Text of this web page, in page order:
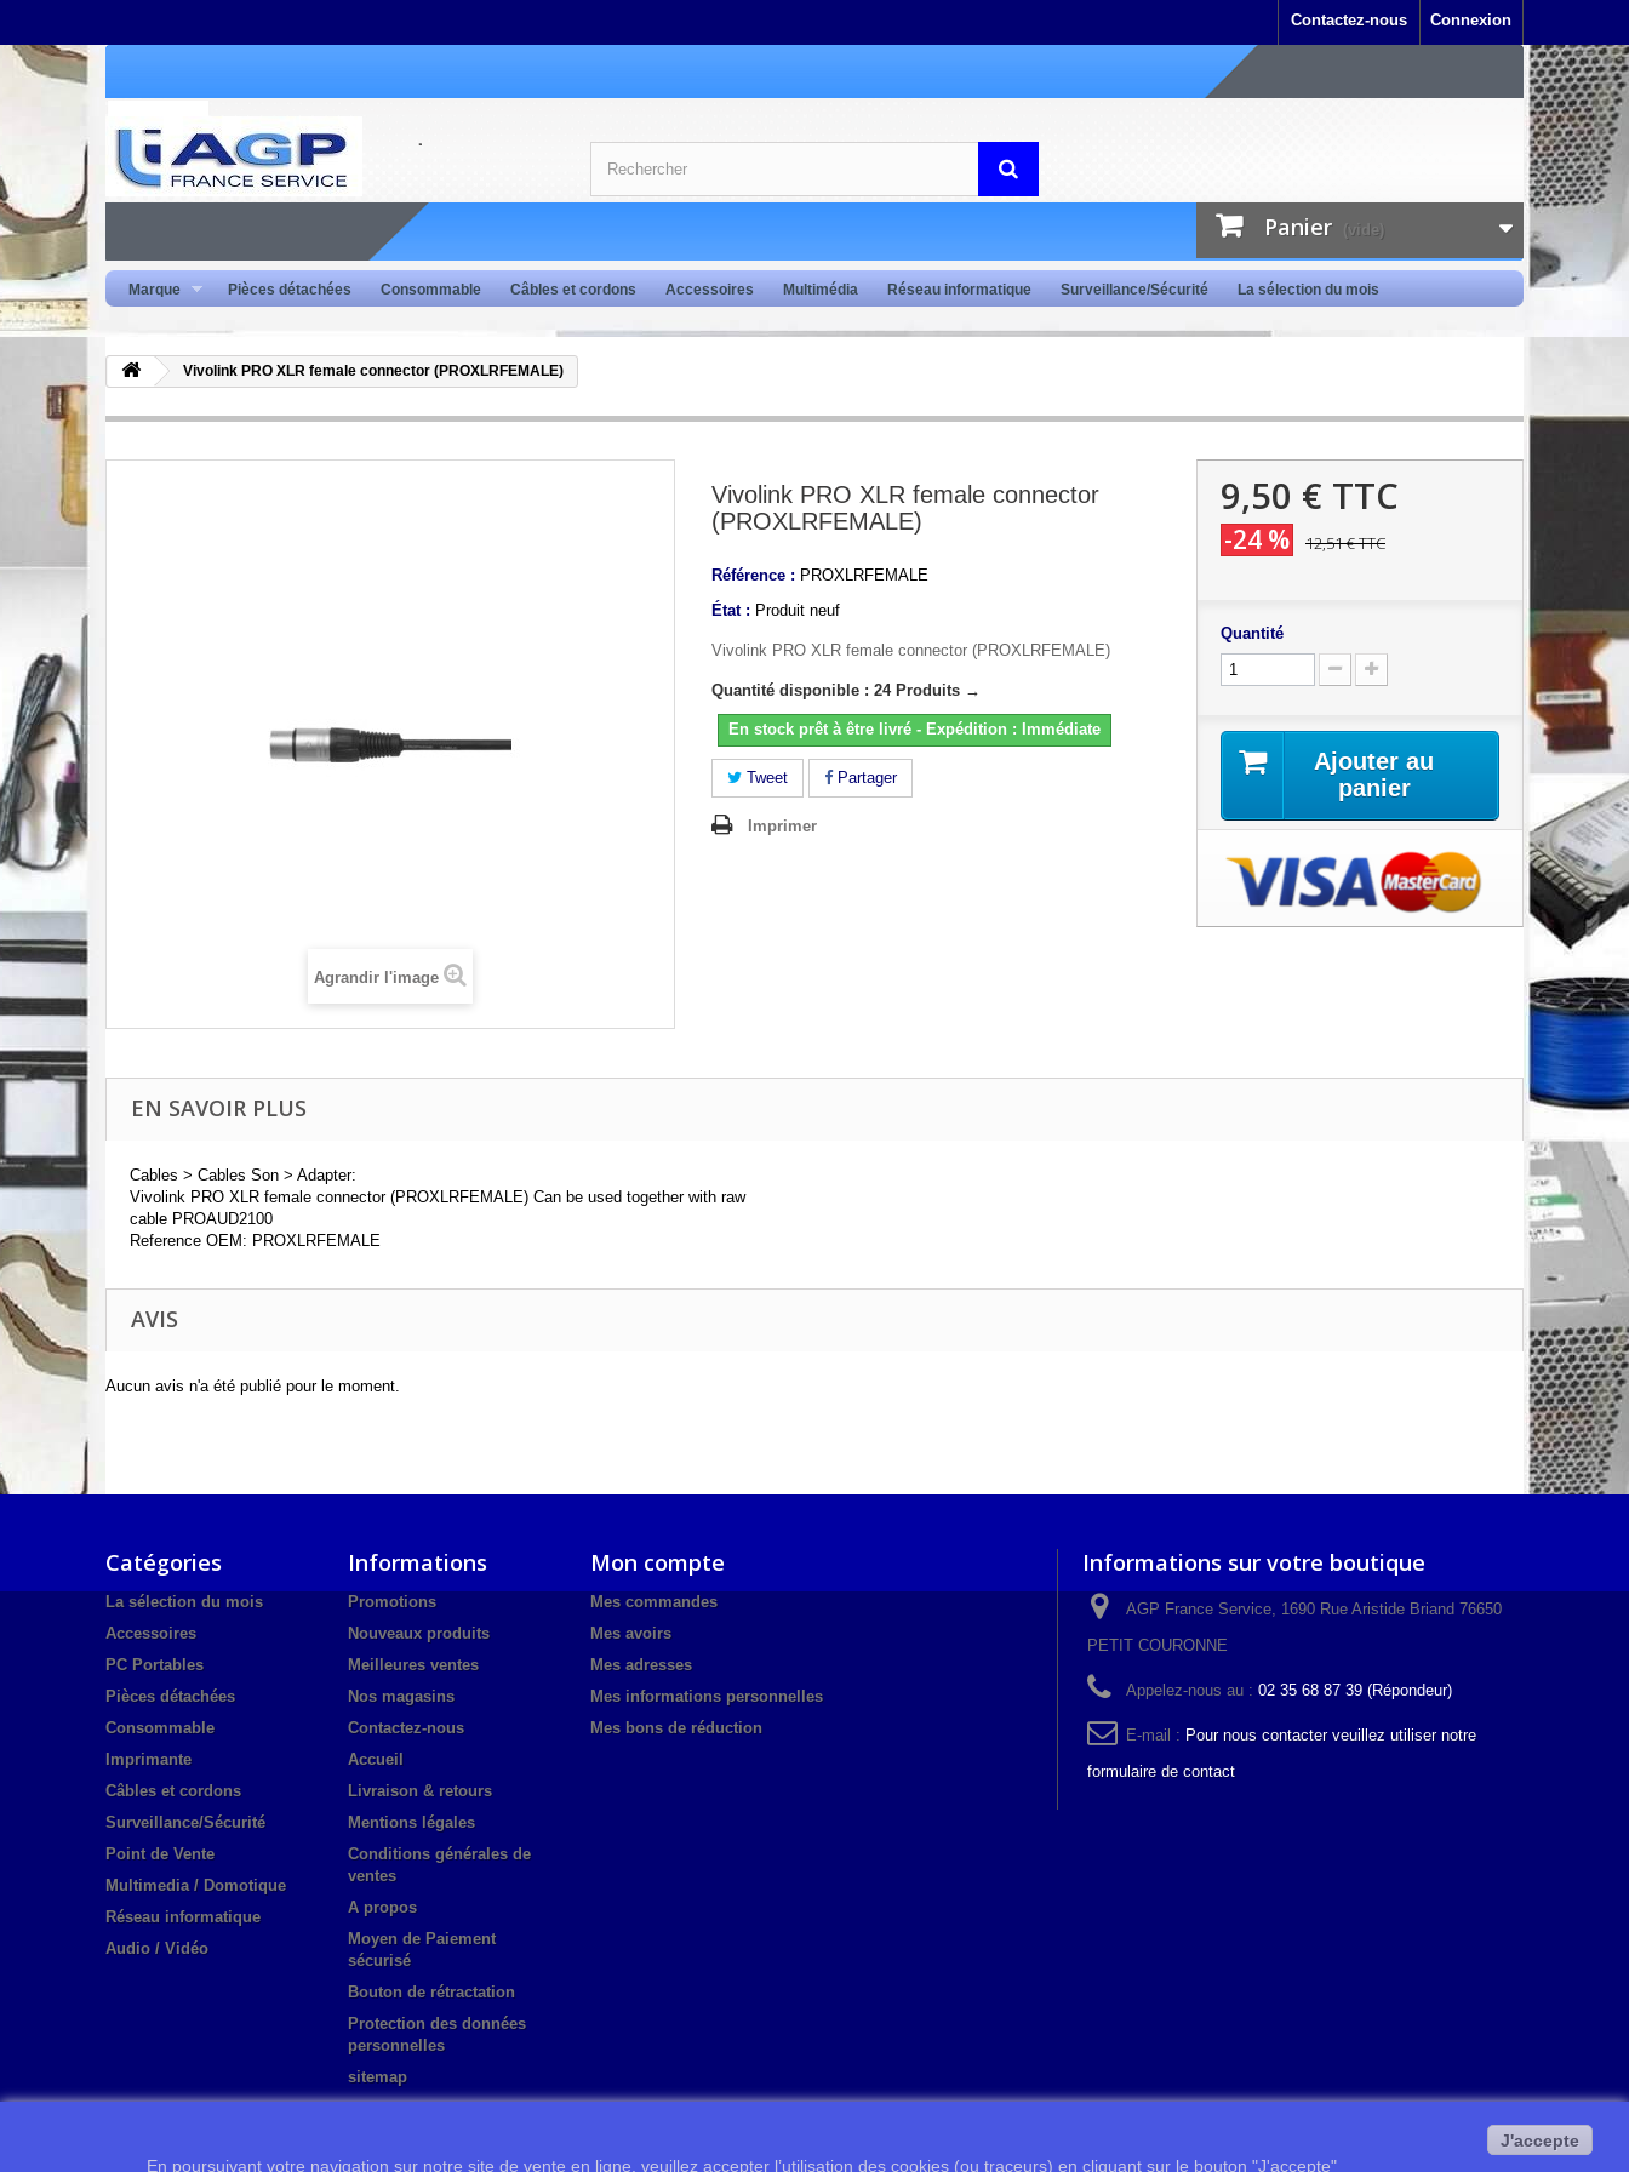
Connexion
Contactez-nous
Panier (vide)
Marque Pièces détachées Consommable Câbles et cordons Accessoires Multimédia Réseau informatique Surveillance/Sécurité La sélection du mois
Vivolink PRO XLR female connector (PROXLRFEMALE)
Agrandir l'image
Vivolink PRO XLR female connector
(PROXLRFEMALE)
Référence : PROXLRFEMALE
État : Produit neuf
Vivolink PRO XLR female connector (PROXLRFEMALE)
Quantité disponible : 24 Produits →
En stock prêt à être livré - Expédition : Immédiate
Tweet Partager
Imprimer
9,50 € TTC
-24 % 12,51 €TTC
Quantité
Ajouter au
panier
EN SAVOIR PLUS
Cables > Cables Son > Adapter:
Vivolink PRO XLR female connector (PROXLRFEMALE) Can be used together with raw
cable PROAUD2100
Reference OEM: PROXLRFEMALE
AVIS
Aucun avis n'a été publié pour le moment.
Catégories
La sélection du mois
Accessoires
PC Portables
Pièces détachées
Consommable
Imprimante
Câbles et cordons
Surveillance/Sécurité
Point de Vente
Multimedia / Domotique
Réseau informatique
Audio / Vidéo
Informations
Promotions
Nouveaux produits
Meilleures ventes
Nos magasins
Contactez-nous
Accueil
Livraison & retours
Mentions légales
Conditions générales de
ventes
A propos
Moyen de Paiement
sécurisé
Bouton de rétractation
Protection des données
personnelles
sitemap
Mon compte
Mes commandes
Mes avoirs
Mes adresses
Mes informations personnelles
Mes bons de réduction
Informations sur votre boutique
AGP France Service, 1690 Rue Aristide Briand 76650
PETIT COURONNE
Appelez-nous au : 02 35 68 87 39 (Répondeur)
E-mail : Pour nous contacter veuillez utiliser notre
formulaire de contact
En poursuivant votre navigation sur notre site de vente en ligne, veuillez accepter l’utilisation des cookies (ou traceurs) en cliquant sur le bouton "J'accepte"
J'accepte